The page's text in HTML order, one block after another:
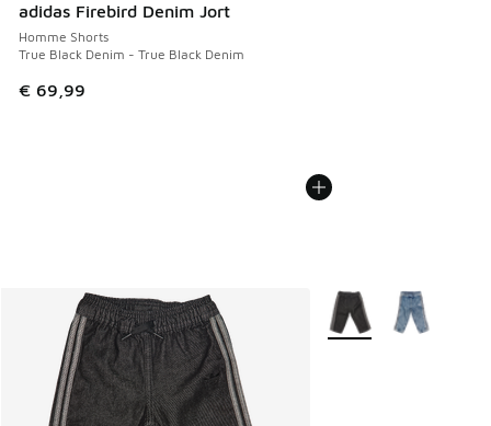
adidas Firebird Denim Jort
Homme Shorts
True Black Denim - True Black Denim
€ 69,99
Plus de couleurs